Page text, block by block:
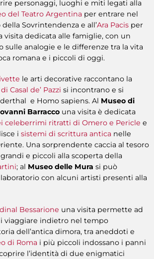
personaggi, luoghi e miti legati alla
del Teatro Argentina per entrare nel
Sovrintendenza e all’Ara Pacis per
visita dedicata alle famiglie, con un
sulle analogie e le differenze tra la vita
romana e i piccoli di oggi.
le arti decorative raccontano la
Casal de’ Pazzi si incontrano e si
e Homo sapiens. Al Museo di
Barracco una visita è dedicata
celeberrimi ritratti di Omero e Pericle e
i sistemi di scrittura antica nelle
Una sorprendente caccia al tesoro
e piccoli alla scoperta della
; al Museo delle Mura si può
con alcuni artisti presenti alla
Bessarione una visita permette ad
viaggiare indietro nel tempo
dell’antica dimora, tra aneddoti e
di Roma i più piccoli indossano i panni
l’identità di due enigmatici